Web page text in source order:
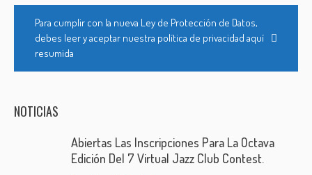
Para cumplir con la nueva Ley de Protección de Datos,
debes leer y aceptar nuestra política de privacidad aquí
resumida
NOTICIAS
Abiertas Las Inscripciones Para La Octava
Edición Del 7 Virtual Jazz Club Contest.